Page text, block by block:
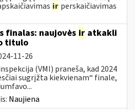
ir perskaičiavimas
finalas: naujovės ir atkakli
titulo
11-26
(VMI) praneša, kad 2024
sugrįžta kiekvienam“ finale,
Naujiena